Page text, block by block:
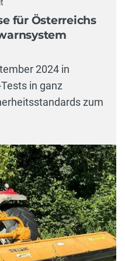
für Österreichs
2024 in
in ganz
zum